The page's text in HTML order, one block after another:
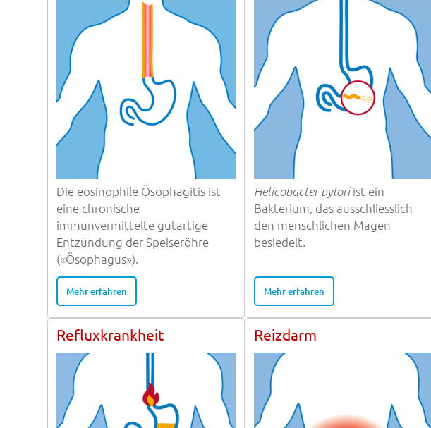
Die eosinophile Ösophagitis ist
eine chronische
immunvermittelte gutartige
Entzündung der Speiseröhre
(«Ösophagus»).
Mehr erfahren
Helicobacter pyloriist ein
Bakterium, das ausschliesslich
den menschlichen Magen
besiedelt.
Mehr erfahren
Refluxkrankheit Reizdarm